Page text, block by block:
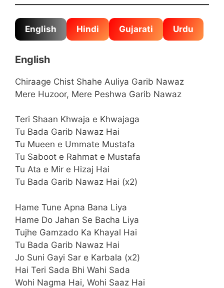
English Hindi Gujarati Urdu
English
Chiraage Chist Shahe Auliya Garib Nawaz
Mere Huzoor, Mere Peshwa Garib Nawaz
Teri Shaan Khwaja e Khwajaga
Tu Bada Garib Nawaz Hai
Tu Mueen e Ummate Mustafa
Tu Saboot e Rahmat e Mustafa
Tu Ata e Mir e Hizaj Hai
Tu Bada Garib Nawaz Hai (x2)
Hame Tune Apna Bana Liya
Hame Do Jahan Se Bacha Liya
Tujhe Gamzado Ka Khayal Hai
Tu Bada Garib Nawaz Hai
Jo Suni Gayi Sar e Karbala (x2)
Hai Teri Sada Bhi Wahi Sada
Wohi Nagma Hai, Wohi Saaz Hai